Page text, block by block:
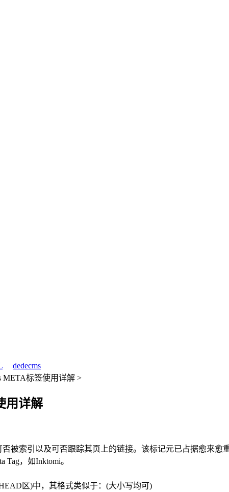
dedecms
META标签使用详解 >
用详解
否被索引以及可否跟踪其页上的链接。该标记元已占据愈来
Tag，如Inktomi。
区)中，其格式类似于：(大小写均可)